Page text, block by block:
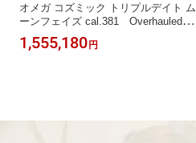
オメガ コズミック トリプルデイト ム
ーンフェイズ cal.381 Overhauled 24
71.9 手巻き ステンレススティール メ
ンズ ボーイズ OMEGA [アンティーク
1,555,180円